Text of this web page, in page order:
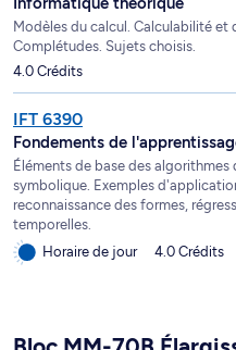
Modèles du calcul. Calculabilité et
Complétudes. Sujets choisis.
4.0 Crédits
IFT 6390
Fondements de
Éléments de base des
symbolique. Exemples
reconnaissance des formes,
temporelles.
Horaire de jour
4.0 Crédits